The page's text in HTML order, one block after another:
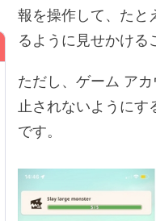
報を操作して、たと
るように見せかける
ただし、ゲーム ア
止されないようにす
です。